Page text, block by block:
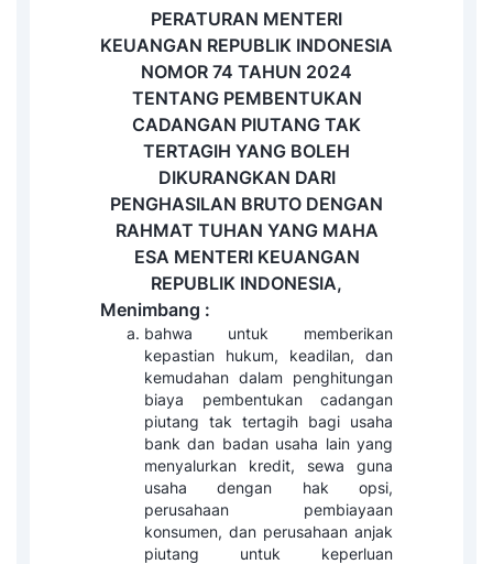
PERATURAN MENTERI
KEUANGAN REPUBLIK INDONESIA
NOMOR 74 TAHUN 2024
TENTANG PEMBENTUKAN
CADANGAN PIUTANG TAK
TERTAGIH YANG BOLEH
DIKURANGKAN DARI
PENGHASILAN BRUTO DENGAN
RAHMAT TUHAN YANG MAHA
ESA MENTERI KEUANGAN
REPUBLIK INDONESIA,
Menimbang :
bahwa untuk memberikan
kepastian hukum, keadilan, dan
kemudahan dalam penghitungan
biaya pembentukan cadangan
piutang tak tertagih bagi usaha
bank dan badan usaha lain yang
menyalurkan kredit, sewa guna
usaha dengan hak opsi,
perusahaan pembiayaan
konsumen, dan perusahaan anjak
piutang untuk keperluan